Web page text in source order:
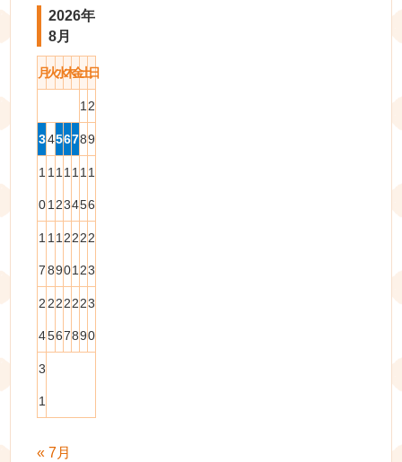
2026年
8月
月火水木金土日
1 2
3456789
1
0
1
1
1
2
1
3
1
4
1
5
1
6
1
7
1
8
1
9
2
0
2
1
2
2
2
3
2
4
2
5
2
6
2
7
2
8
2
9
3
0
3
1
« 7月